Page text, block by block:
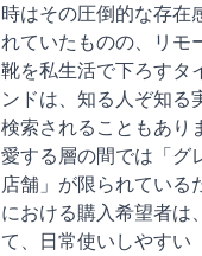
時はその圧倒的な存在
れていたものの、リモ
靴を私生活で下ろすタ
ンドは、知る人ぞ知る
検索されることもあり
愛する層の間では「グ
店舗」が限られている
における購入希望者は
て、日常使いしやすい